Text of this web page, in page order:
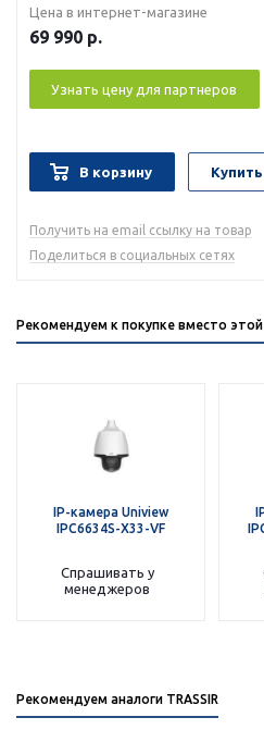
Цена в интернет-магазине
69 990 р.
Узнать цену для партнеров
В корзину
Получить на email ссылку на товар
Поделиться в социальных сетях
Рекомендуем к покупке вместо
IP-камера Uniview
IPC6634S-X33-VF
Спрашивать у
менеджеров
Рекомендуем аналоги TRASSIR